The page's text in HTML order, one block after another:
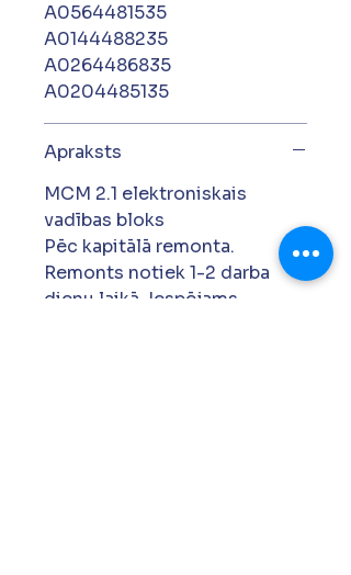
A0564481535
A0144488235
A0264486835
A0204485135
Apraksts
MCM 2.1 elektroniskais
vadības bloks
Pēc kapitālā remonta.
Remonts notiek 1-2 darba
dienu laikā. Iespējams